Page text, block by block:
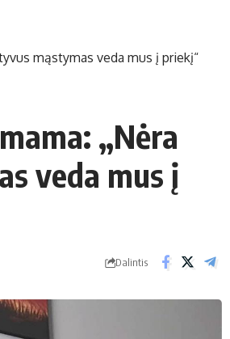
mąstymas veda mus į priekį“
„Nėra
veda mus į
Dalintis